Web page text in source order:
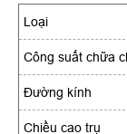
Loại
Công suất chữa
Đường kính
Chiều cao trụ